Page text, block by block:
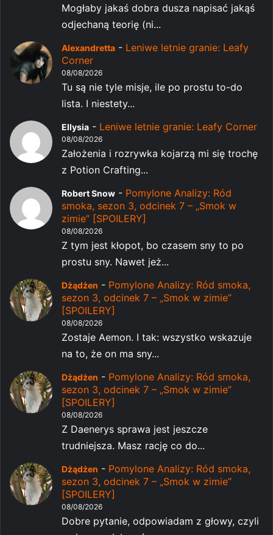
Mogłaby jakaś dobra dusza napisać jakąś
odjechaną teorię (ni...
Alexandretta - Leniwe letnie granie: Leafy
Corner
08/08/2026
Tu są nie tyle misje, ile po prostu to-do
lista. I niestety...
Ellysia - Leniwe letnie granie: Leafy Corner
08/08/2026
Założenia i rozrywka kojarzą mi się trochę
z Potion Crafting...
Robert Snow - Pomylone Analizy: Ród
smoka, sezon 3, odcinek 7 – „Smok w
zimie” [SPOILERY]
08/08/2026
Z tym jest kłopot, bo czasem sny to po
prostu sny. Nawet jeż...
Dżądżen - Pomylone Analizy: Ród smoka,
sezon 3, odcinek 7 – „Smok w zimie”
[SPOILERY]
08/08/2026
Zostaje Aemon. I tak: wszystko wskazuje
na to, że on ma sny...
Dżądżen - Pomylone Analizy: Ród smoka,
sezon 3, odcinek 7 – „Smok w zimie”
[SPOILERY]
08/08/2026
Z Daenerys sprawa jest jeszcze
trudniejsza. Masz rację co do...
Dżądżen - Pomylone Analizy: Ród smoka,
sezon 3, odcinek 7 – „Smok w zimie”
[SPOILERY]
08/08/2026
Dobre pytanie, odpowiadam z głowy, czyli